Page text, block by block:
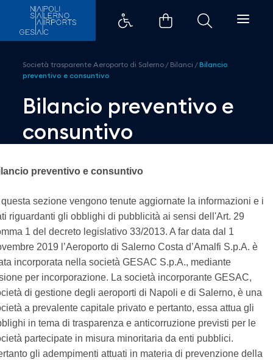
Bilancio preventivo e
Società trasparente Aeroporto di Salerno / Bilanci /Bilancio
preventivo e consuntivo
Bilancio preventivo e
consuntivo
preventivo e consuntivo
sezione vengono tenute aggiornate la informazioni e i
riguardanti gli obblighi di pubblicità ai sensi dell'Art. 29
1 del decreto legislativo 33/2013. A far data dal 1
2019 l’Aeroporto di Salerno Costa d’Amalfi S.p.A. è
incorporata nella società GESAC S.p.A., mediante
per incorporazione. La società incorporante GESAC,
di gestione degli aeroporti di Napoli e di Salerno, è una
a prevalente capitale privato e pertanto, essa attua gli
in tema di trasparenza e anticorruzione previsti per le
partecipate in misura minoritaria da enti pubblici.
gli adempimenti attuati in materia di prevenzione della